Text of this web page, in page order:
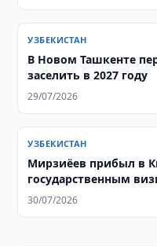
УЗБЕКИСТАН
В Новом Ташкенте
заселить в 2027 году
29/07/2026
УЗБЕКИСТАН
Мирзиёев прибыл в
государственным
30/07/2026